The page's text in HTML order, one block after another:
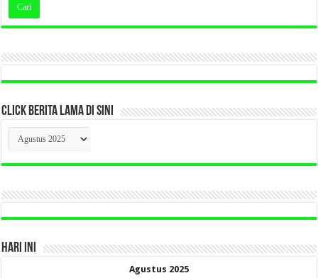
CLICK BERITA LAMA DI SINI
CLICK
BERITA
LAMA
DI
HARI INI
Agustus 2025